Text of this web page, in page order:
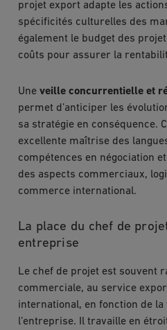
projet export adapte les
spécificités culturelles des
également le budget des
coûts pour assurer la
Une veille concurrentielle et
permet d’anticiper les
sa stratégie en conséquence.
excellente maîtrise des
compétences en négociation
des aspects commerciaux,
commerce international.
La place du chef de
entreprise
Le chef de projet est souvent
commerciale, au service
international, en fonction de
l’entreprise. Il travaille en